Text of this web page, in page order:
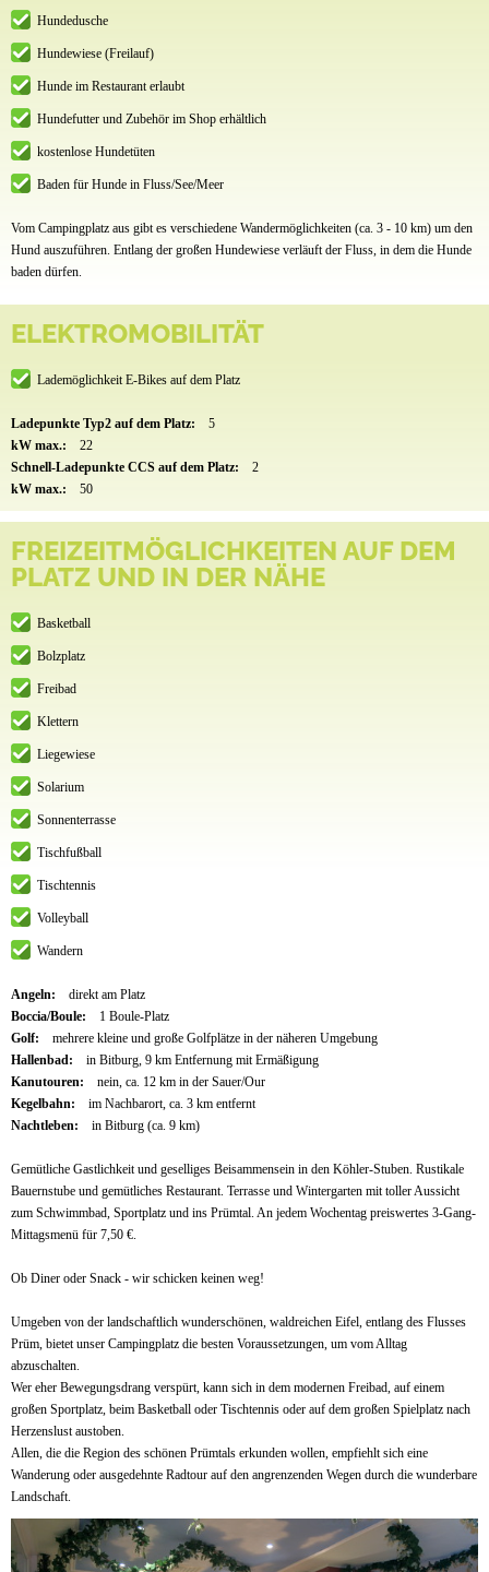
Hundedusche
Hundewiese (Freilauf)
Hunde im Restaurant erlaubt
Hundefutter und Zubehör im Shop erhältlich
kostenlose Hundetüten
Baden für Hunde in Fluss/See/Meer
Vom Campingplatz aus gibt es verschiedene Wandermöglichkeiten (ca. 3 - 10 km) um den
Hund auszuführen. Entlang der großen Hundewiese verläuft der Fluss, in dem die Hunde
baden dürfen.
ELEKTROMOBILITÄT
Lademöglichkeit E-Bikes auf dem Platz
Ladepunkte Typ2 auf dem Platz:
5
kW max.:
22
Schnell-Ladepunkte CCS auf dem Platz:
2
kW max.:
50
FREIZEITMÖGLICHKEITEN AUF DEM
PLATZ UND IN DER NÄHE
Basketball
Bolzplatz
Freibad
Klettern
Liegewiese
Solarium
Sonnenterrasse
Tischfußball
Tischtennis
Volleyball
Wandern
Angeln:
direkt am Platz
Boccia/Boule:
1 Boule-Platz
Golf:
mehrere kleine und große Golfplätze in der näheren Umgebung
Hallenbad:
in Bitburg, 9 km Entfernung mit Ermäßigung
Kanutouren:
nein, ca. 12 km in der Sauer/Our
Kegelbahn:
im Nachbarort, ca. 3 km entfernt
Nachtleben:
in Bitburg (ca. 9 km)
Gemütliche Gastlichkeit und geselliges Beisammensein in den Köhler-Stuben. Rustikale
Bauernstube und gemütliches Restaurant. Terrasse und Wintergarten mit toller Aussicht
zum Schwimmbad, Sportplatz und ins Prümtal. An jedem Wochentag preiswertes 3-Gang-
Mittagsmenü für 7,50 €.
Ob Diner oder Snack - wir schicken keinen weg!
Umgeben von der landschaftlich wunderschönen, waldreichen Eifel, entlang des Flusses
Prüm, bietet unser Campingplatz die besten Voraussetzungen, um vom Alltag
abzuschalten.
Wer eher Bewegungsdrang verspürt, kann sich in dem modernen Freibad, auf einem
großen Sportplatz, beim Basketball oder Tischtennis oder auf dem großen Spielplatz nach
Herzenslust austoben.
Allen, die die Region des schönen Prümtals erkunden wollen, empfiehlt sich eine
Wanderung oder ausgedehnte Radtour auf den angrenzenden Wegen durch die wunderbare
Landschaft.